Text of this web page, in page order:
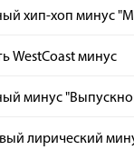
хип-хоп минус
WestCoast минус
минус
лирический